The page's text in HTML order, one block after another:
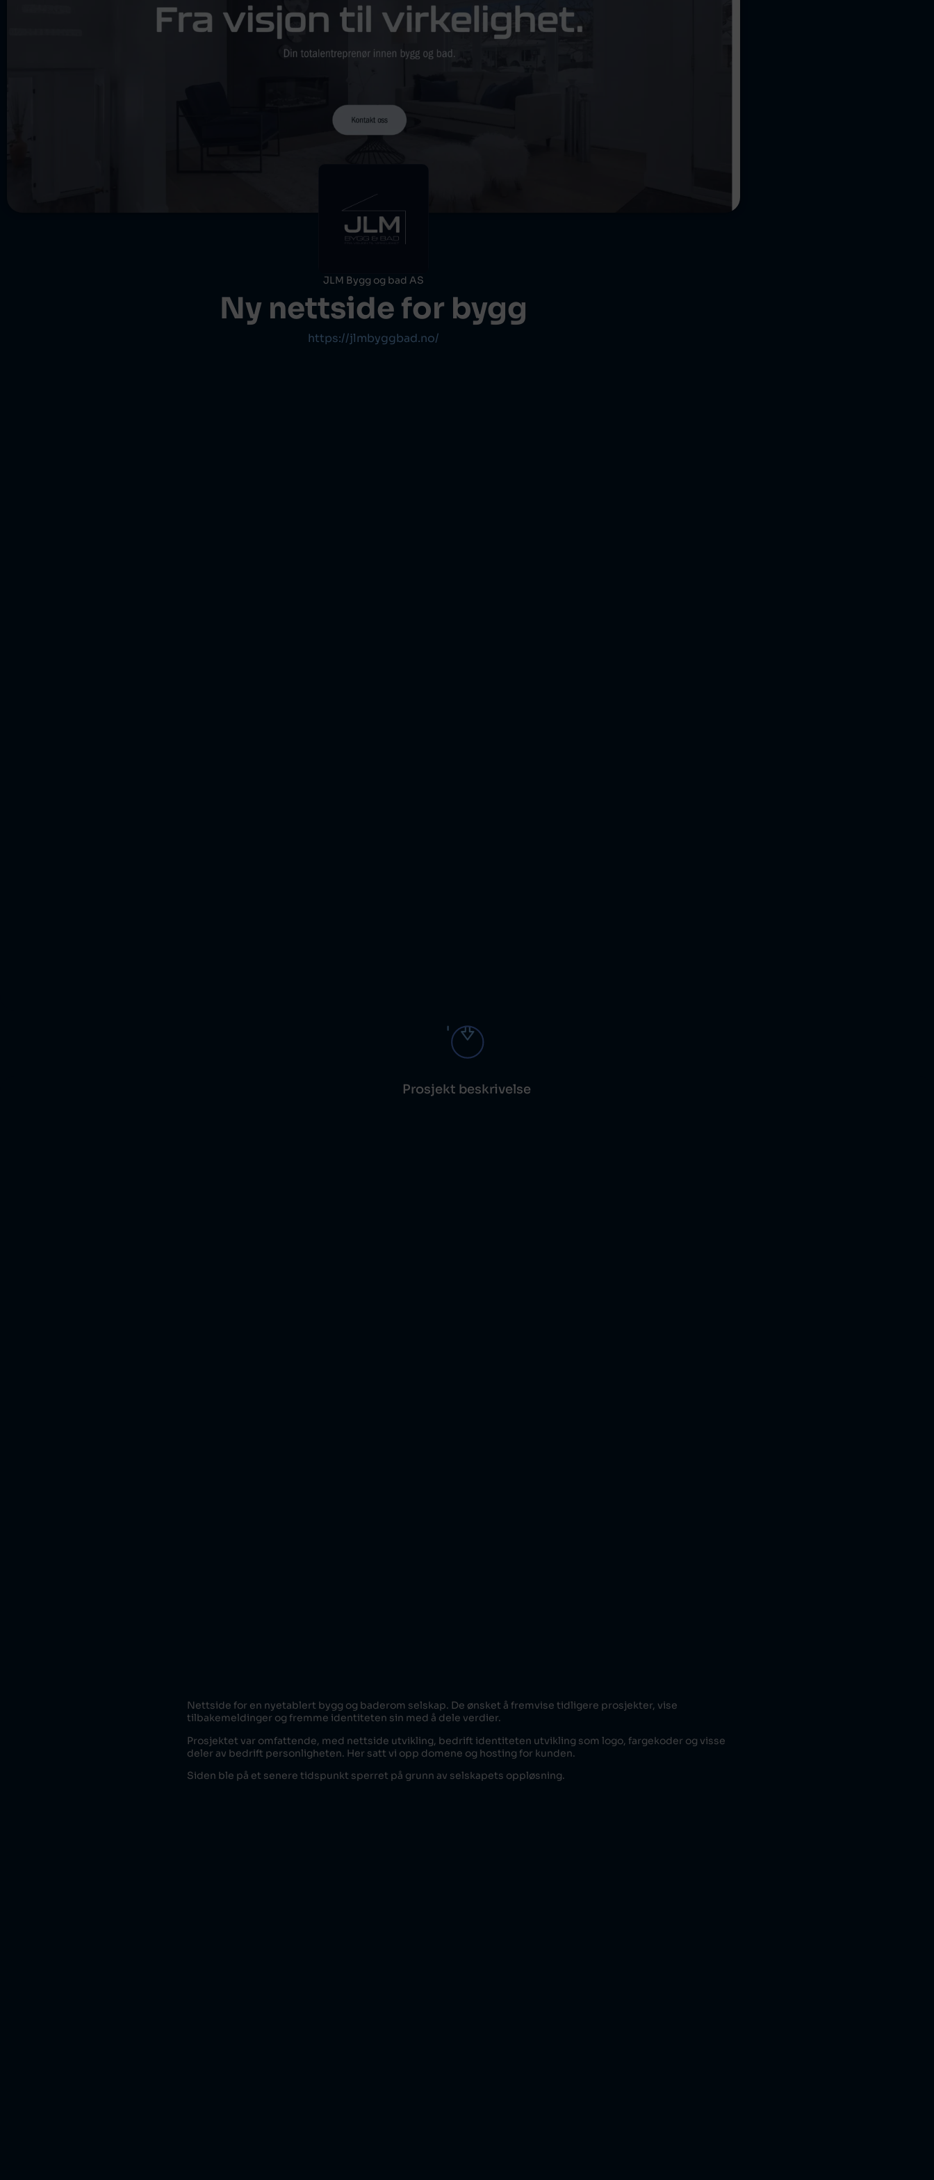
JLM Bygg og bad AS
Ny nettside for bygg
https://jlmbyggbad.no/
Prosjekt beskrivelse
Nettside for en nyetablert bygg og baderom selskap. De ønsket å fremvise tidligere prosjekter, vise
tilbakemeldinger og fremme identiteten sin med å dele verdier.
Prosjektet var omfattende, med nettside utvikling, bedrift identiteten utvikling som logo, fargekoder og visse
deler av bedrift personligheten. Her satt vi opp domene og hosting for kunden.
Siden ble på et senere tidspunkt sperret på grunn av selskapets oppløsning.